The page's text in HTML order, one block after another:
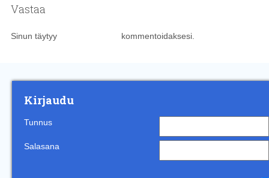
Vastaa
Sinun täytyy kommentoidaksesi.
Kirjaudu
Tunnus
Salasana